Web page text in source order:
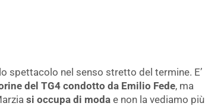
spettacolo nel senso stretto del termine. E’
del TG4 condotto da Emilio Fede, ma
si occupa di moda e non la vediamo più